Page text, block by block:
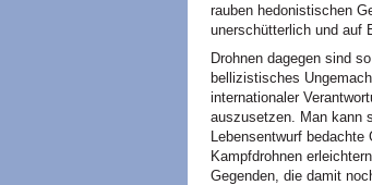
rauben hedonistischen
unerschütterlich und auf
Drohnen dagegen sind
bellizistisches
internationaler
auszusetzen. Man kann
Lebensentwurf
Kampfdrohnen
Gegenden, die damit